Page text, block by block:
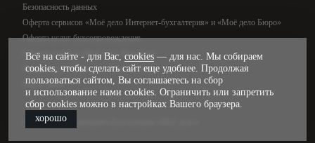
Безопасность данных
Оферта сервисов «Моё дело Интернет-бухгалтерия» и «Моё дело Бюро»
Оферта услуг бухсопровождения
Оферта сервиса «Моё дело Финансы»
Оферта услуг управленческого учёта
Карта сайта
© 2009—2026, интернет-бухгалтерия «Моё дело»
Всё на сайте - для Вас, cookies — для нас. Мы собираем
cookies, чтобы сделать сайт еще удобнее. Продолжая
пользоваться сайтом, Вы соглашаетесь на сбор
и использование нами cookies. Ограничить или запретить
сбор cookies можно в настройках Вашего браузера.
хорошо